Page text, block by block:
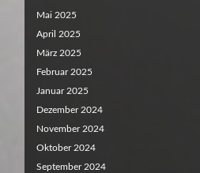
Mai 2025
April 2025
März 2025
Februar 2025
Januar 2025
Dezember 2024
November 2024
Oktober 2024
September 2024